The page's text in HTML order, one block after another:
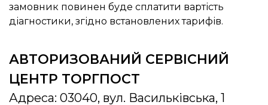
замовник повинен буде сплатити вартість
діагностики, згідно встановлених тарифів.
АВТОРИЗОВАНИЙ СЕРВІСНИЙ
ЦЕНТР ТОРГПОСТ
Адреса: 03040, вул. Васильківська, 1